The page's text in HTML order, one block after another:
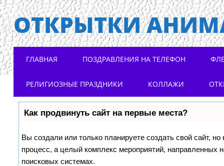
ОТКРЫТКИ
Main menu
ГЛАВНАЯ ПОЗДРАВЛЕНИЯ НА ТЕЛЕФОН
РЕЛИГИОЗНЫЕ ПРАЗДНИКИ КОЛЛАЖИ
Как продвинуть сайт на первые места?
Вы создали или только планируете создать свой сайт,
процесс, а целый комплекс мероприятий, направленных
поисковых системах.